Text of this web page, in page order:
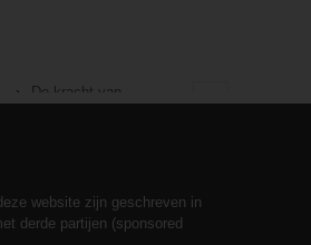
De kracht van
Stiefouderschap en
relaties
website zijn geschreven in
derde partijen (sponsored